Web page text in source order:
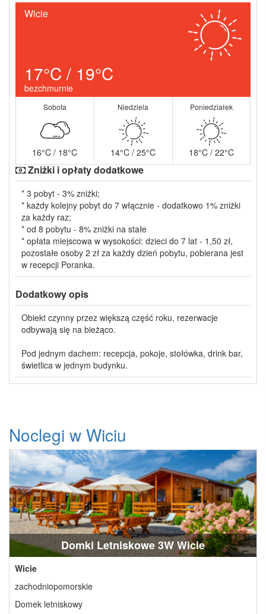
Wicie
17°C / 19°C
bezchmurnie
Sobota
16°C / 18°C
Niedziela
14°C / 25°C
Poniedziałek
18°C / 22°C
Zniżki i opłaty dodatkowe
* 3 pobyt - 3% zniżki;
* każdy kolejny pobyt do 7 włącznie - dodatkowo 1% zniżki
za każdy raz;
* od 8 pobytu - 8% zniżki na stałe
* opłata miejscowa w wysokości: dzieci do 7 lat - 1,50 zł,
pozostałe osoby 2 zł za każdy dzień pobytu, pobierana jest
w recepcji Poranka.
Dodatkowy opis
Obiekt czynny przez większą część roku, rezerwacje
odbywają się na bieżąco.
Pod jednym dachem: recepcja, pokoje, stołówka, drink bar,
świetlica w jednym budynku.
Noclegi w Wiciu
Domki Letniskowe 3W Wicie
Wicie
zachodniopomorskie
Domek letniskowy